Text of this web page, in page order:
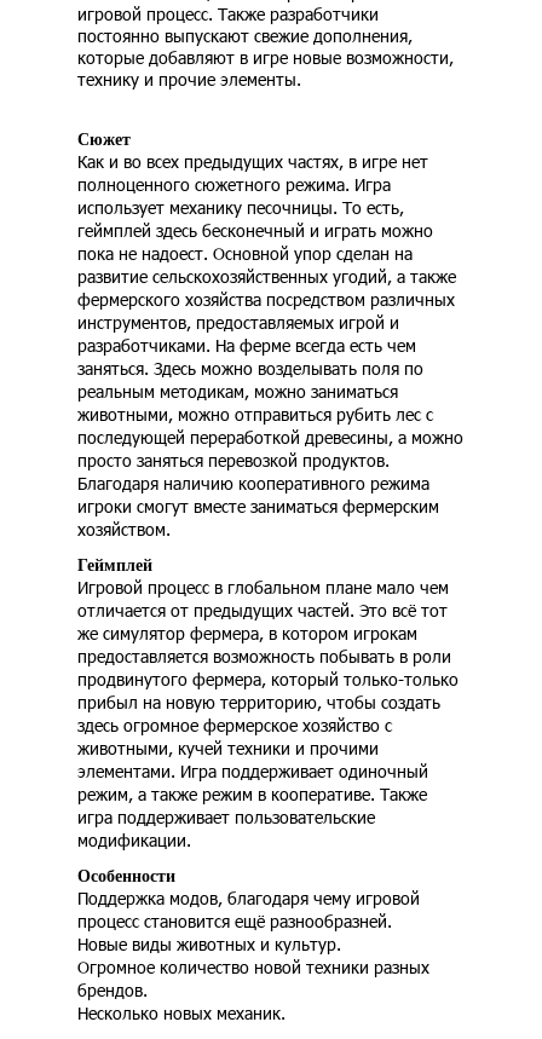
игровой процесс. Также разработчики
постоянно выпускают свежие дополнения,
которые добавляют в игре новые возможности,
технику и прочие элементы.
Сюжет
Как и во всех предыдущих частях, в игре нет
полноценного сюжетного режима. Игра
использует механику песочницы. То есть,
геймплей здесь бесконечный и играть можно
пока не надоест. Основной упор сделан на
развитие сельскохозяйственных угодий, а также
фермерского хозяйства посредством различных
инструментов, предоставляемых игрой и
разработчиками. На ферме всегда есть чем
заняться. Здесь можно возделывать поля по
реальным методикам, можно заниматься
животными, можно отправиться рубить лес с
последующей переработкой древесины, а можно
просто заняться перевозкой продуктов.
Благодаря наличию кооперативного режима
игроки смогут вместе заниматься фермерским
хозяйством.
Геймплей
Игровой процесс в глобальном плане мало чем
отличается от предыдущих частей. Это всё тот
же симулятор фермера, в котором игрокам
предоставляется возможность побывать в роли
продвинутого фермера, который только-только
прибыл на новую территорию, чтобы создать
здесь огромное фермерское хозяйство с
животными, кучей техники и прочими
элементами. Игра поддерживает одиночный
режим, а также режим в кооперативе. Также
игра поддерживает пользовательские
модификации.
Особенности
Поддержка модов, благодаря чему игровой
процесс становится ещё разнообразней.
Новые виды животных и культур.
Огромное количество новой техники разных
брендов.
Несколько новых механик.